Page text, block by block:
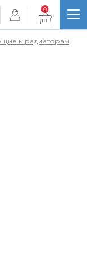
0
к радиаторам